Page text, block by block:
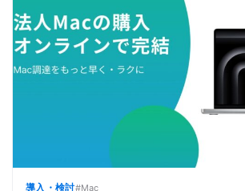
導入・検討#Mac